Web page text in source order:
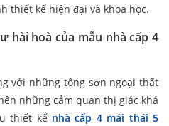
thiết kế hiện đại và khoa học.
hài hoà của mẫu nhà cấp 4
với những tông sơn ngoại thất
những cảm quan thị giác khá
thiết kế nhà cấp 4 mái thái 5